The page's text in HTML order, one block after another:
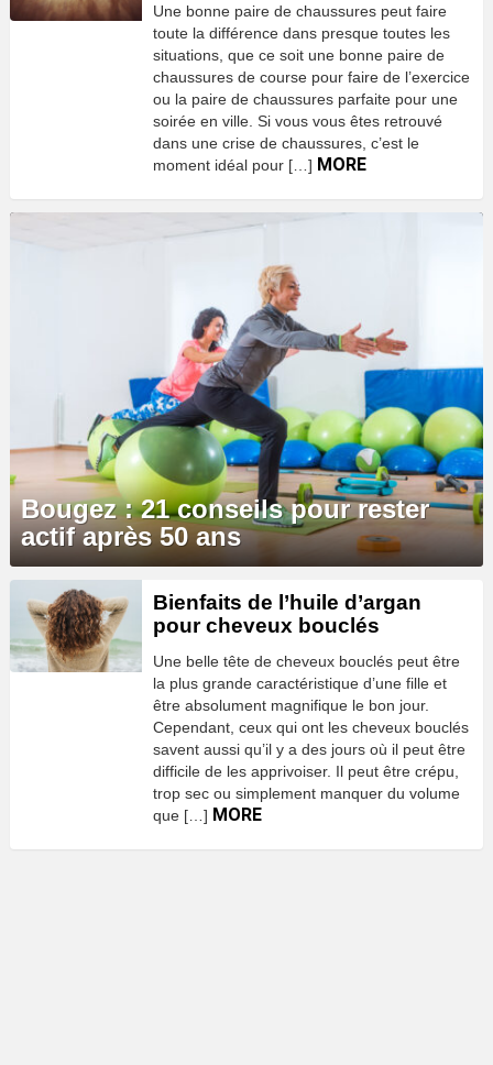
Une bonne paire de chaussures peut faire
toute la différence dans presque toutes les
situations, que ce soit une bonne paire de
chaussures de course pour faire de l’exercice
ou la paire de chaussures parfaite pour une
soirée en ville. Si vous vous êtes retrouvé
dans une crise de chaussures, c’est le
moment idéal pour […] MORE
Bougez : 21 conseils pour rester
actif après 50 ans
Bienfaits de l’huile d’argan
pour cheveux bouclés
Une belle tête de cheveux bouclés peut être
la plus grande caractéristique d’une fille et
être absolument magnifique le bon jour.
Cependant, ceux qui ont les cheveux bouclés
savent aussi qu’il y a des jours où il peut être
difficile de les apprivoiser. Il peut être crépu,
trop sec ou simplement manquer du volume
que […] MORE